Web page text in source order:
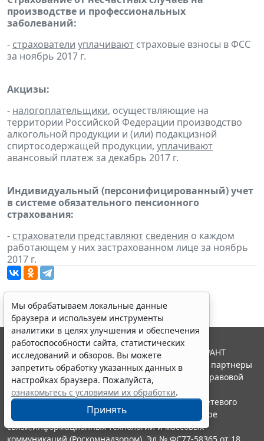
производстве и профессиональных
заболеваний:
- страхователи уплачивают страховые взносы в ФСС
за ноябрь 2017 г.
Акцизы:
- налогоплательщики, осуществляющие на
территории Российской Федерации производство
алкогольной продукции и (или) подакцизной
спиртосодержащей продукции, уплачивают
авансовый платеж за декабрь 2017 г.
Индивидуальный (персонифицированный) учет
в системе обязательного пенсионного
страхования:
- страхователи представляют сведения о каждом
работающем у них застрахованном лице за ноябрь
2017 г.
Мы обрабатываем локальные данные
браузера и используем инструменты
аналитики в целях улучшения и обеспечения
работоспособности сайта, статистических
исследований и обзоров. Вы можете
запретить обработку указанных данных в
настройках браузера. Пожалуйста,
ознакомьтесь с условиями их обработки.
Принять
© ООО "НПП "ГАРАНТ-СЕРВИС", 2026. Система ГАРАНТ
выпускается с 1990 года. Компания "Гарант" и ее партнеры
являются участниками Российской ассоциации правовой
информации ГАРАНТ.
Портал ГАРАНТ.РУ зарегистрирован в качестве сетевого
издания Федеральной службой по надзору в сфере
связи,информационных технологий и массовых